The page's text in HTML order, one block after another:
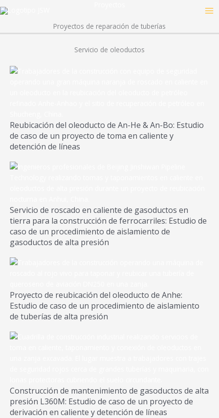
Ir
al
Proyectos de reparación de tuberías
Servicio de oleoductos
Reubicación del oleoducto de An-He & An-Bo: Estudio
de caso de un proyecto de toma en caliente y
detención de líneas
Servicio de roscado en caliente de gasoductos en
tierra para la construcción de ferrocarriles: Estudio de
caso de un procedimiento de aislamiento de
gasoductos de alta presión
Proyecto de reubicación del oleoducto de Anhe:
Estudio de caso de un procedimiento de aislamiento
de tuberías de alta presión
Construcción de mantenimiento de gasoductos de alta
presión L360M: Estudio de caso de un proyecto de
derivación en caliente y detención de líneas